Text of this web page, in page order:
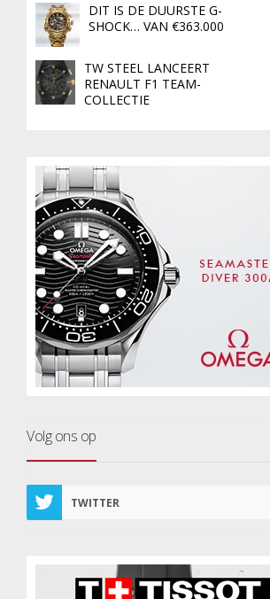
DIT IS DE DUURSTE G-
SHOCK… VAN €363.000
TW STEEL LANCEERT
RENAULT F1 TEAM-
COLLECTIE
Volg ons op
TWITTER